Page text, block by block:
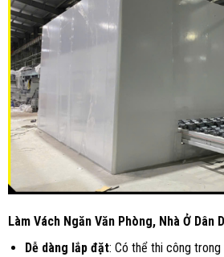
Làm Vách Ngăn Văn Phòng, Nhà Ở Dân
Dễ dàng lắp đặt: Có thể thi công trong